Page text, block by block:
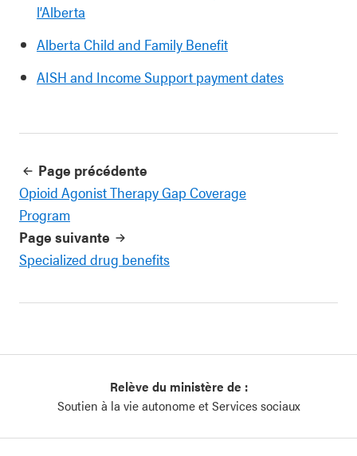
l’Alberta
Alberta Child and Family Benefit
AISH and Income Support payment dates
Page précédente
Opioid Agonist Therapy Gap Coverage
Program
Page suivante
Specialized drug benefits
Relève du ministère de :
Soutien à la vie autonome et Services sociaux